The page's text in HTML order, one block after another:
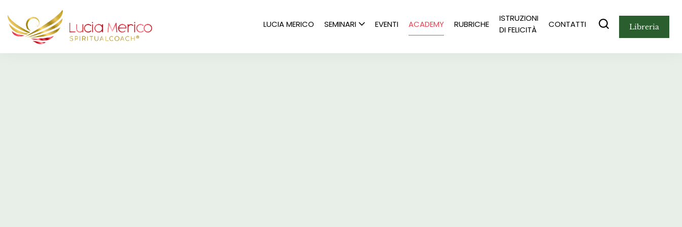
LUCIA MERICO SEMINARI EVENTI ACADEMY RUBRICHE
ISTRUZIONI
DI FELICITÀ
CONTATTI libreria